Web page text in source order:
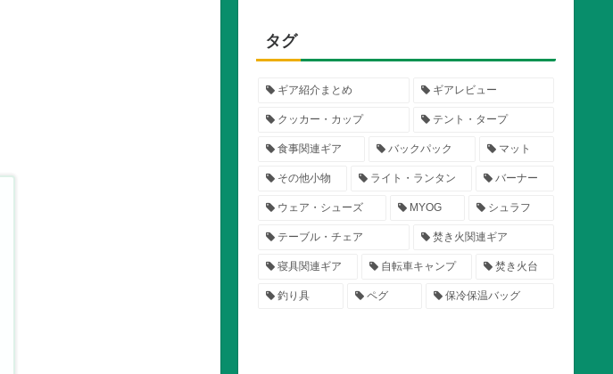
タグ
ギア紹介まとめ ギアレビュー
クッカー・カップ テント・タープ
食事関連ギア バックパック マット
その他小物 ライト・ランタン バーナー
ウェア・シューズ MYOG シュラフ
テーブル・チェア 焚き火関連ギア
寝具関連ギア 自転車キャンプ 焚き火台
釣り具 ペグ 保冷保温バッグ